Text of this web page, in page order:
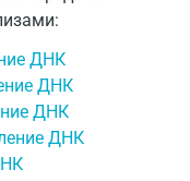
ДНК
ДНК
ДНК
ДНК